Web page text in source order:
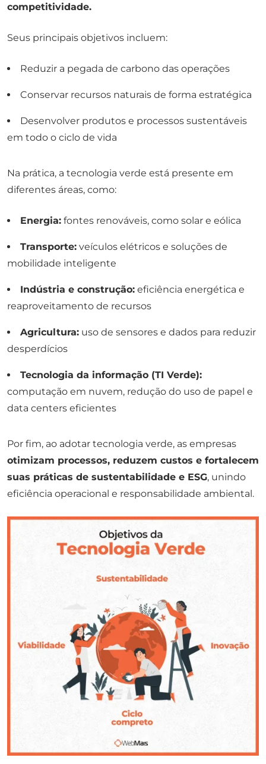
competitividade.
Seus principais objetivos incluem:
Reduzir a pegada de carbono das operações
Conservar recursos naturais de forma estratégica
Desenvolver produtos e processos sustentáveis
em todo o ciclo de vida
Na prática, a tecnologia verde está presente em
diferentes áreas, como:
Energia: fontes renováveis, como solar e eólica
Transporte: veículos elétricos e soluções de
mobilidade inteligente
Indústria e construção: eficiência energética e
reaproveitamento de recursos
Agricultura: uso de sensores e dados para reduzir
desperdícios
Tecnologia da informação (TI Verde):
computação em nuvem, redução do uso de papel e
data centers eficientes
Por fim, ao adotar tecnologia verde, as empresas
otimizam processos, reduzem custos e fortalecem
suas práticas de sustentabilidade e ESG, unindo
eficiência operacional e responsabilidade ambiental.